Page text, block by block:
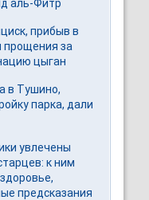
аль-Фитр
прибыв в
прощения за
цыган
в Тушино,
парка, дали
увлечены
к ним
предсказания